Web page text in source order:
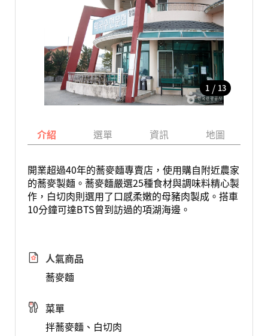
1 / 13
介紹 選單 資訊 地圖
開業超過40年的蕎麥麵專賣店，使用購自附近農家
的蕎麥製麵。蕎麥麵嚴選25種食材與調味料精心製
作，白切肉則選用了口感柔嫩的母豬肉製成。搭車
10分鐘可達BTS曾到訪過的項湖海邊。
人氣商品
蕎麥麵
菜單
拌蕎麥麵、白切肉